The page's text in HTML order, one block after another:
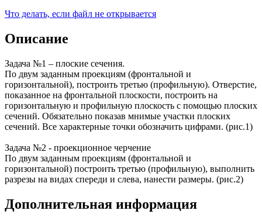
Что делать, если файл не открывается
Описание
Задача №1 – плоские сечения.
По двум заданным проекциям (фронтальной и
горизонтальной), построить третью (профильную). Отверстие,
показанное на фронтальной плоскости, построить на
горизонтальную и профильную плоскость с помощью плоских
сечений. Обязательно показав мнимые участки плоских
сечений. Все характерные точки обозначить цифрами. (рис.1)
Задача №2 - проекционное черчение
По двум заданным проекциям (фронтальной и
горизонтальной) построить третью (профильную), выполнить
разрезы на видах спереди и слева, нанести размеры. (рис.2)
Дополнительная информация